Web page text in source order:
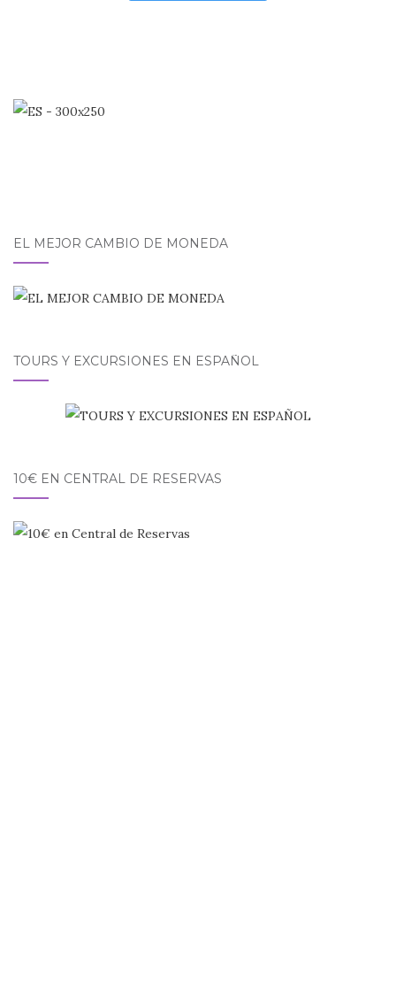
EL MEJOR CAMBIO DE MONEDA
TOURS Y EXCURSIONES EN ESPAÑOL
10€ EN CENTRAL DE RESERVAS